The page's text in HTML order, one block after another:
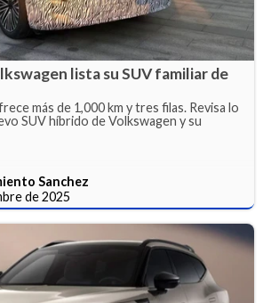
lista su SUV familiar de
más de 1,000 km y tres filas. Revisa lo
SUV híbrido de Volkswagen y su
Sanchez
de 2025